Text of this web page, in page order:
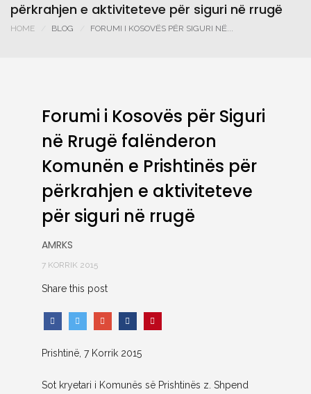
përkrahjen e aktiviteteve për siguri në rrugë
HOME BLOG FORUMI I KOSOVËS PËR SIGURI NË...
Forumi i Kosovës për Siguri
në Rrugë falënderon
Komunën e Prishtinës për
përkrahjen e aktiviteteve
për siguri në rrugë
AMRKS
7 KORRIK 2015
Share this post
Prishtinë, 7 Korrik 2015
Sot kryetari i Komunës së Prishtinës z. Shpend